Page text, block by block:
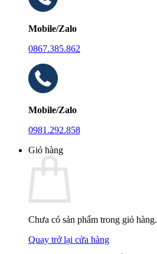
Mobile/Zalo
0867.385.862
Mobile/Zalo
0981.292.858
Giỏ hàng
Chưa có sản phẩm trong giỏ hàng.
Quay trở lại cửa hàng